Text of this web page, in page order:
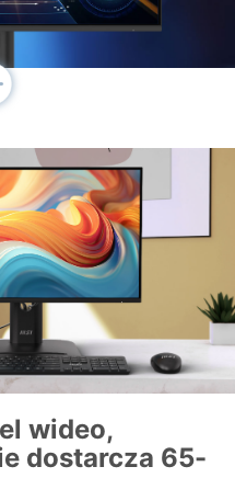
wideo,
dostarcza 65-